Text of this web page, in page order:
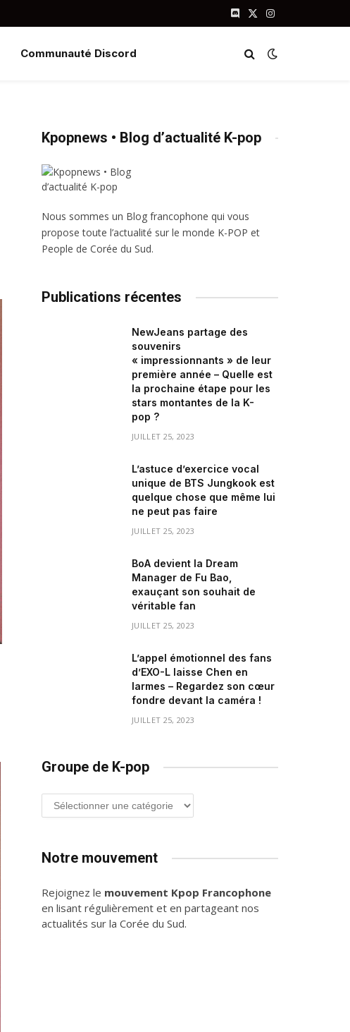
Discord
X
Instagram
Communauté Discord
Kpopnews • Blog d’actualité K-pop
Nous sommes un Blog francophone qui vous
propose toute l’actualité sur le monde K-POP et
People de Corée du Sud.
Publications récentes
NewJeans partage des
souvenirs
« impressionnants » de leur
première année – Quelle est
la prochaine étape pour les
stars montantes de la K-
pop ?
JUILLET 25, 2023
L’astuce d’exercice vocal
unique de BTS Jungkook est
quelque chose que même lui
ne peut pas faire
JUILLET 25, 2023
BoA devient la Dream
Manager de Fu Bao,
exauçant son souhait de
véritable fan
JUILLET 25, 2023
L’appel émotionnel des fans
d’EXO-L laisse Chen en
larmes – Regardez son cœur
fondre devant la caméra !
JUILLET 25, 2023
Groupe de K-pop
Groupe
de
Notre mouvement
Rejoignez le mouvement Kpop Francophone
en lisant régulièrement et en partageant nos
actualités sur la Corée du Sud.